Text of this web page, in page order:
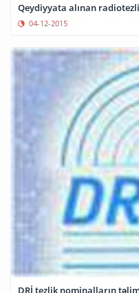
Qeydiyyata alınan
04-12-2015